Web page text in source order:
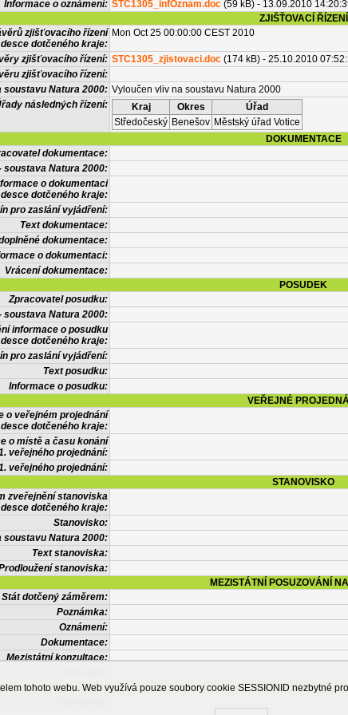
Informace o oznámení: STC1305_infOznam.doc (59 kB) - 13.09.2010
ZJIŠŤOVACÍ ŘÍZENÍ
zjišťovacího řízení
dotčeného kraje:
Mon Oct 25 00:00:00 CEST 2010
zjišťovacího řízení: STC1305_zjistovaci.doc (174 kB) - 25.10.2010
zjišťovacího řízení:
soustavu Natura 2000: Vyloučen vliv na soustavu Natura 2000
následných řízení:
Kraj Okres
Úřad
Středočeský Benešov Městský úřad Votice
DOKUMENTACE
dokumentace:
soustava Natura 2000:
o dokumentaci
dotčeného kraje:
pro zaslání vyjádření:
Text dokumentace:
dokumentace:
o dokumentaci:
Vrácení dokumentace:
POSUDEK
Zpracovatel posudku:
soustava Natura 2000:
informace o posudku
dotčeného kraje:
pro zaslání vyjádření:
Text posudku:
Informace o posudku:
VEŘEJNÉ
o veřejném projednání
dotčeného kraje:
o místě a času konání
veřejného projednání:
veřejného projednání:
STANOVISKO
zveřejnění stanoviska
dotčeného kraje:
Stanovisko:
soustavu Natura 2000:
Text stanoviska:
stanoviska:
MEZISTÁTNÍ POSUZOVÁNÍ
Stát dotčený záměrem:
Poznámka:
Oznámení:
Dokumentace:
Mezistátní konzultace:
OSTATNÍ
tohoto webu. Web využívá pouze soubory cookie SESSIONID nezbytné